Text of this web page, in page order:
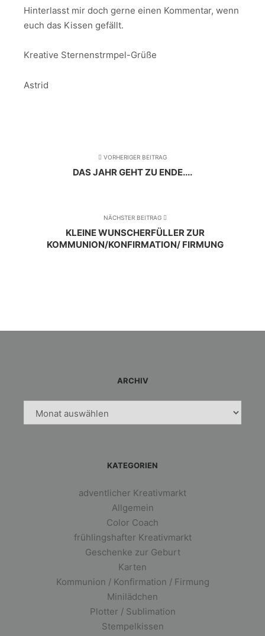
Hinterlasst mir doch gerne einen Kommentar, wenn
euch das Kissen gefällt.
Kreative Sternenstrmpel-Grüße
Astrid
VORHERIGER BEITRAG
DAS JAHR GEHT ZU ENDE....
NÄCHSTER BEITRAG
KLEINE WUNSCHERFÜLLER ZUR
KOMMUNION/KONFIRMATION/ FIRMUNG
ARCHIV
Archiv
KATEGORIEN
adventlicher Kreativmarkt
Allgemein
Color Coach
frühlingshafter Kreativmarkt
Geschenke zur Geburt
Karten
Kommunion / Konfirmation / Firmung
Minilädchen
Plotter / Sublimation
Stempelkissen